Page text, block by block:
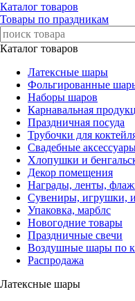
Каталог товаров
Товары по праздникам
Каталог товаров
Латексные шары
Фольгированные
Наборы шаров
Карнавальная
Праздничная посуда
Трубочки для
Свадебные
Хлопушки и
Декор помещения
Награды, ленты,
Сувениры, игрушки,
Упаковка, марблс
Новогодние товары
Праздничные свечи
Воздушные шары по
Распродажа
Латексные шары